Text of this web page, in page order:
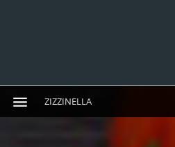
ZIZZINELLA